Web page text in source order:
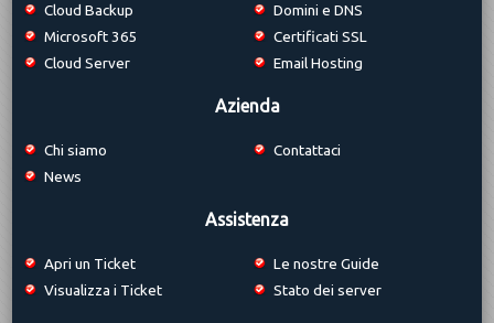
Cloud Backup
Microsoft 365
Cloud Server
Domini e DNS
Certificati SSL
Email Hosting
Azienda
Chi siamo
News
Contattaci
Assistenza
Apri un Ticket
Visualizza i Ticket
Le nostre Guide
Stato dei server